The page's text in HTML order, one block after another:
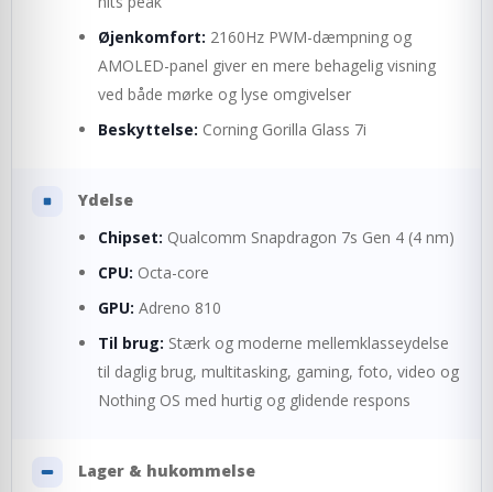
Øjenkomfort: 2160Hz PWM-dæmpning og
AMOLED-panel giver en mere behagelig visning
ved både mørke og lyse omgivelser
Beskyttelse: Corning Gorilla Glass 7i
Ydelse
Chipset: Qualcomm Snapdragon 7s Gen 4 (4 nm)
CPU: Octa-core
GPU: Adreno 810
Til brug: Stærk og moderne mellemklasseydelse
til daglig brug, multitasking, gaming, foto, video og
Nothing OS med hurtig og glidende respons
Lager & hukommelse